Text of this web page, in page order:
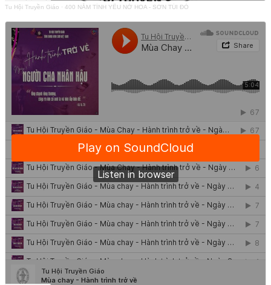
Tu Hội Truyền Giáo · 400 NĂM TÌNH YÊU NỞ HOA - SƠN TÚI ĐỎ